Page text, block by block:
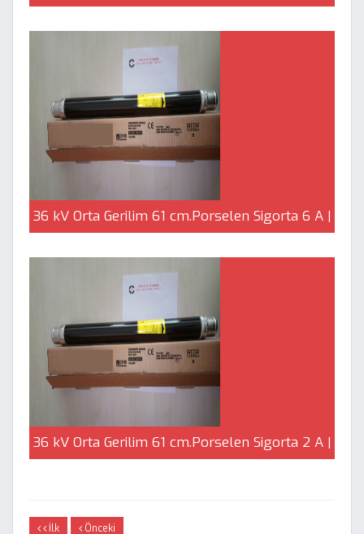
36 kV Orta Gerilim 61 cm.Porselen Sigorta 6 A |
36 kV Orta Gerilim 61 cm.Porselen Sigorta 2 A |
İlk Önceki